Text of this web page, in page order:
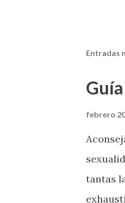
Entradas
febrero
tantas